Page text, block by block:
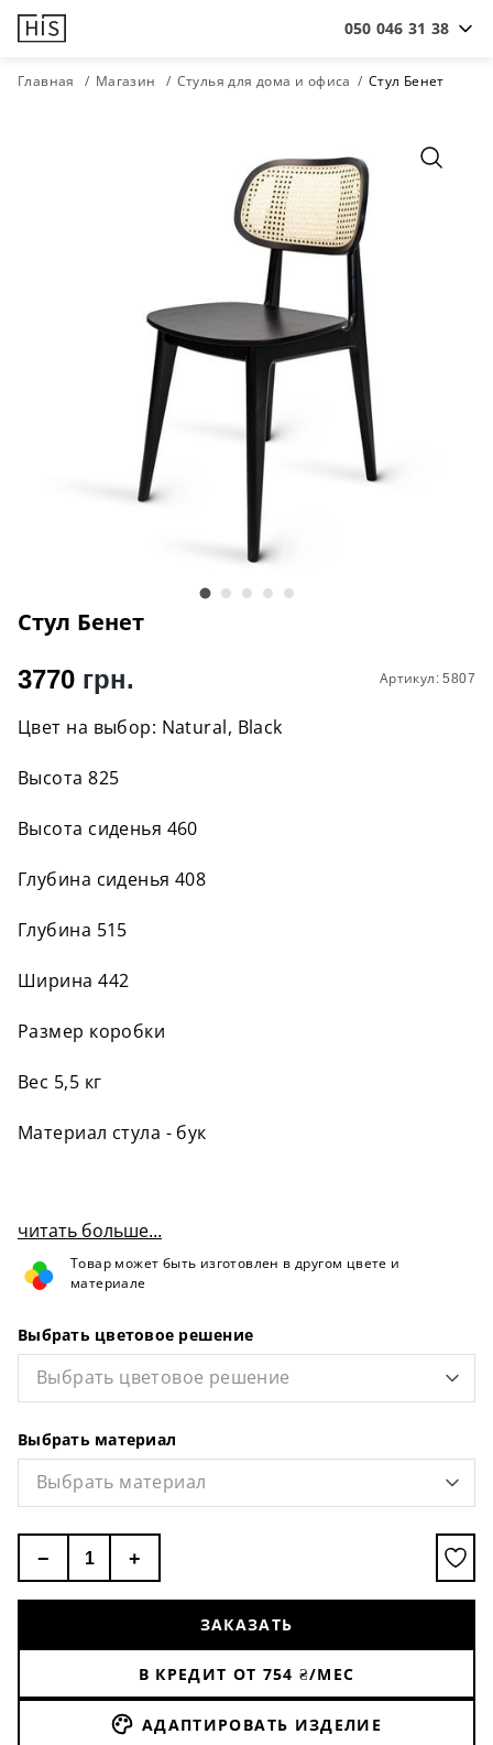
050 046 31 38
Главная Магазин Стулья для дома и офиса Стул Бенет
Стул Бенет
Артикул: 5807
3770 грн.
Цвет на выбор: Natural, Black
Высота 825
Высота сиденья 460
Глубина сиденья 408
Глубина 515
Ширина 442
Размер коробки
Вес 5,5 кг
Материал стула - бук
читать больше...
Товар может быть изготовлен в другом цвете и
материале
Выбрать цветовое решение
Выбрать цветовое решение
Выбрать материал
Выбрать материал
− +
ЗАКАЗАТЬ
В КРЕДИТ ОТ 754 ₴/МЕС
АДАПТИРОВАТЬ ИЗДЕЛИЕ